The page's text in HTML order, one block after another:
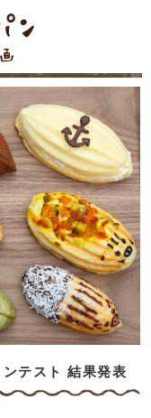
テスト 結果発表